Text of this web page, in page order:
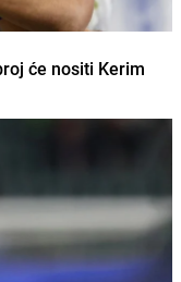
će nositi Kerim